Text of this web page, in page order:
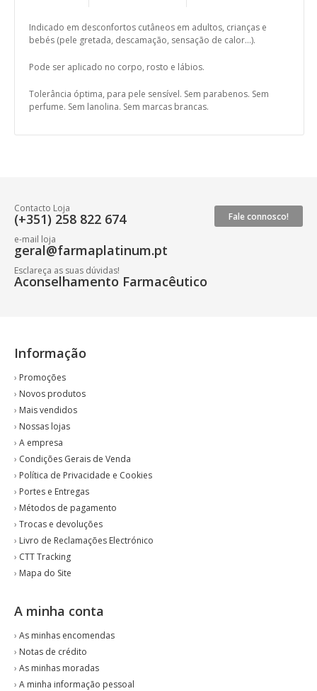
Componentes Activos Modo de Utilização
Indicado em desconfortos cutâneos em adultos, crianças e
bebés (pele gretada, descamação, sensação de calor…).
Pode ser aplicado no corpo, rosto e lábios.
Tolerância óptima, para pele sensível. Sem parabenos. Sem
perfume. Sem lanolina. Sem marcas brancas.
Fale connosco!
Contacto Loja
(+351) 258 822 674
e-mail loja
geral@farmaplatinum.pt
Esclareça as suas dúvidas!
Aconselhamento Farmacêutico
Informação
› Promoções
› Novos produtos
› Mais vendidos
› Nossas lojas
› A empresa
› Condições Gerais de Venda
› Política de Privacidade e Cookies
› Portes e Entregas
› Métodos de pagamento
› Trocas e devoluções
› Livro de Reclamações Electrónico
› CTT Tracking
› Mapa do Site
A minha conta
› As minhas encomendas
› Notas de crédito
› As minhas moradas
› A minha informação pessoal